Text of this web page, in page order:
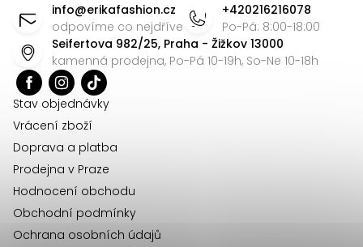
info@erikafashion.cz
odpovíme co nejdříve
+420216216078
Po-Pá: 8:00-18:00
Seifertova 982/25, Praha - Žižkov 13000
kamenná prodejna, Po-Pá 10-19h, So-Ne 10-18h
Stav objednávky
Vrácení zboží
Doprava a platba
Prodejna v Praze
Hodnocení obchodu
Obchodní podmínky
Ochrana osobních údajů